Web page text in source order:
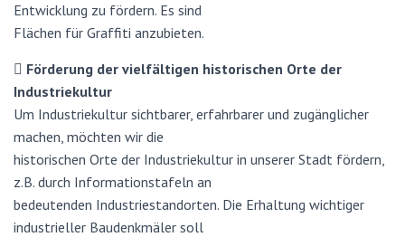
Entwicklung zu fördern. Es sind
Flächen für Graffiti anzubieten.
 Förderung der vielfältigen historischen Orte der
Industriekultur
Um Industriekultur sichtbarer, erfahrbarer und zugänglicher
machen, möchten wir die
historischen Orte der Industriekultur in unserer Stadt fördern,
z.B. durch Informationstafeln an
bedeutenden Industriestandorten. Die Erhaltung wichtiger
industrieller Baudenkmäler soll